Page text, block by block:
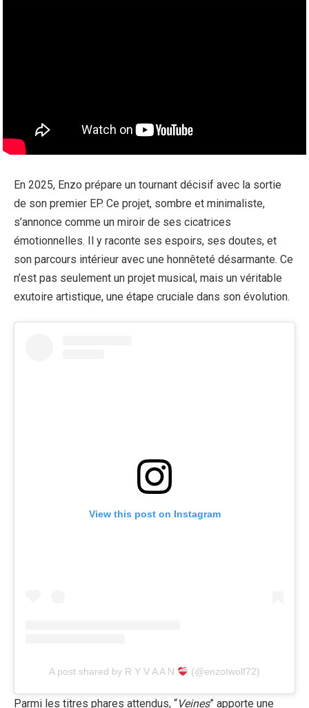
En 2025, Enzo prépare un tournant décisif avec la sortie
de son premier EP. Ce projet, sombre et minimaliste,
s’annonce comme un miroir de ses cicatrices
émotionnelles. Il y raconte ses espoirs, ses doutes, et
son parcours intérieur avec une honnêteté désarmante. Ce
n’est pas seulement un projet musical, mais un véritable
exutoire artistique, une étape cruciale dans son évolution.
View this post on Instagram
A post shared by R Y V A A N (@enzotwolf72)
Parmi les titres phares attendus, “Veines” apporte une